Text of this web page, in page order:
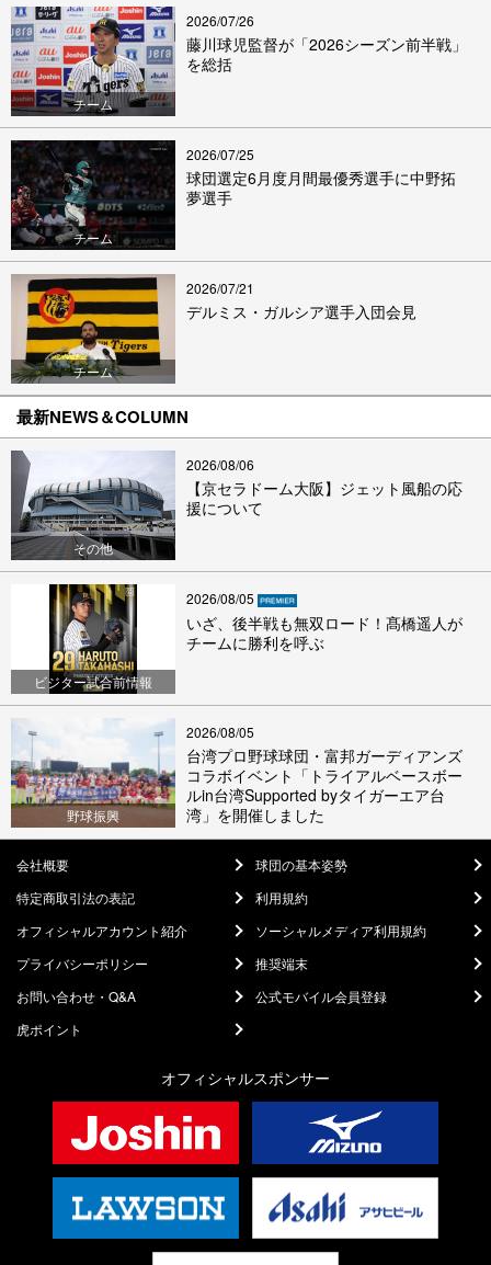
チーム
2026/07/26
藤川球児監督が「2026シーズン前半戦」
を総括
チーム
2026/07/25
球団選定6月度月間最優秀選手に中野拓
夢選手
チーム
2026/07/21
デルミス・ガルシア選手入団会見
最新NEWS＆COLUMN
その他
2026/08/06
【京セラドーム大阪】ジェット風船の応
援について
ビジター試合前情報
2026/08/05
いざ、後半戦も無双ロード！髙橋遥人が
チームに勝利を呼ぶ
野球振興
2026/08/05
台湾プロ野球球団・富邦ガーディアンズ
コラボイベント「トライアルベースボー
ルin台湾Supported byタイガーエア台
湾」を開催しました
会社概要
球団の基本姿勢
特定商取引法の表記
利用規約
オフィシャルアカウント紹介
ソーシャルメディア利用規約
プライバシーポリシー
推奨端末
お問い合わせ・Q&A
公式モバイル会員登録
虎ポイント
オフィシャルスポンサー